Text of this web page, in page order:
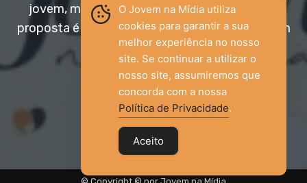
jovem, mas aberto a todas as idades. Nossa
proposta é trazer informação relevante com um
olhar diferenciado.
Entre em contato:
jovemnamidia2017@gmail.com
O Jovem na Mídia utiliza
cookies para garantir a sua
melhor experiência no nosso
site. Se continuar a utilizar o
nosso site, assumiremos que
concorda com a nossa
Política de Privacidade.
Aceito